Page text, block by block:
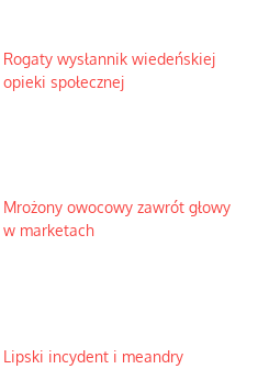
Rogaty wysłannik wiedeńskiej
opieki społecznej
Mrożony owocowy zawrót głowy
w marketach
Lipski incydent i meandry